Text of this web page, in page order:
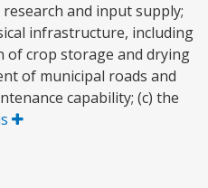
and input supply;
infrastructure, including
of crop storage and drying
of municipal roads and
capability; (c) the